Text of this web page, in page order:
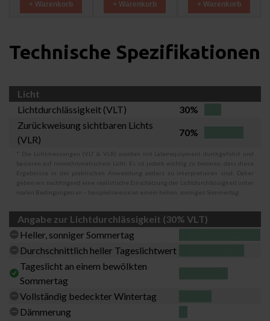
+ Warenkorb + Warenkorb + Warenkorb
Technische Spezifikationen
Licht
Lichtdurchlässigkeit (VLT)
30%
Zurückweisung sichtbaren Lichts
(VLR)
70%
* Die Lichtmessungen (VLT & VLR) wurden mit Laborequipment durchgeführt und
basieren auf monochromatischem Licht. Es ist jedoch wichtig zu betonen, dass diese
Ergebnisse in der praktischen Anwendung anders zu interpretieren sind. Daher
geben wir nachfolgend eine realistische Einschätzung der Lichtdurchlässigkeit unter
realen Bedingungen an – beispielsweise an einem hellen, sonnigen Sommertag.
Angabe zur Lichtdurchlässigkeit (30% VLT)
Heller, sonniger Sommertag
Durchschnittlich heller Tageslichtwert
Tageslicht an einem bewölkten
Sommertag
Vollständig bedeckter Wintertag
Dämmerung